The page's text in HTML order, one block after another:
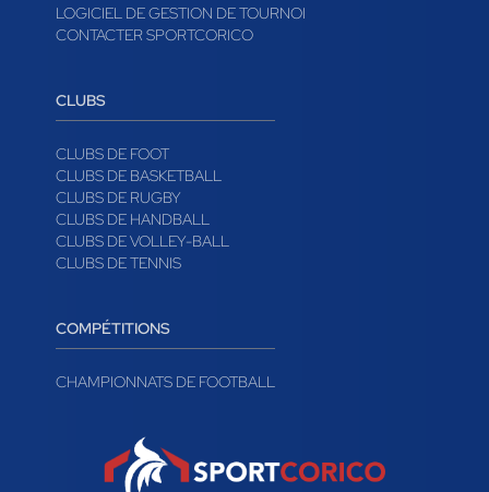
LOGICIEL DE GESTION DE TOURNOI
CONTACTER SPORTCORICO
CLUBS
CLUBS DE FOOT
CLUBS DE BASKETBALL
CLUBS DE RUGBY
CLUBS DE HANDBALL
CLUBS DE VOLLEY-BALL
CLUBS DE TENNIS
COMPÉTITIONS
CHAMPIONNATS DE FOOTBALL